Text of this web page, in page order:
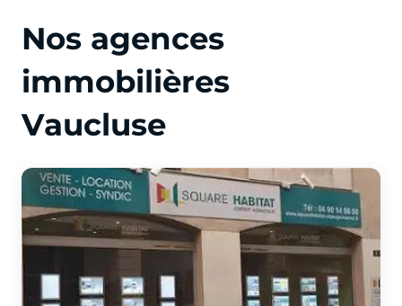
Nos agences
immobilières
Vaucluse